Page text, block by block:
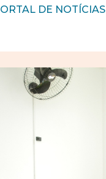
DE NOTÍCIAS